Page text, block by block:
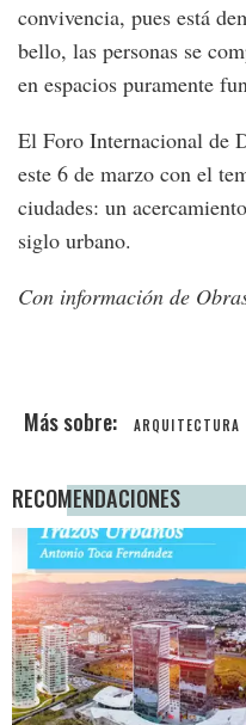
convivencia, pues está
bello, las personas se
en espacios puramente
El Foro Internacional de
este 6 de marzo con el
ciudades: un
siglo urbano.
Con información de
ARQUITECTURA
RECOMENDACIONES